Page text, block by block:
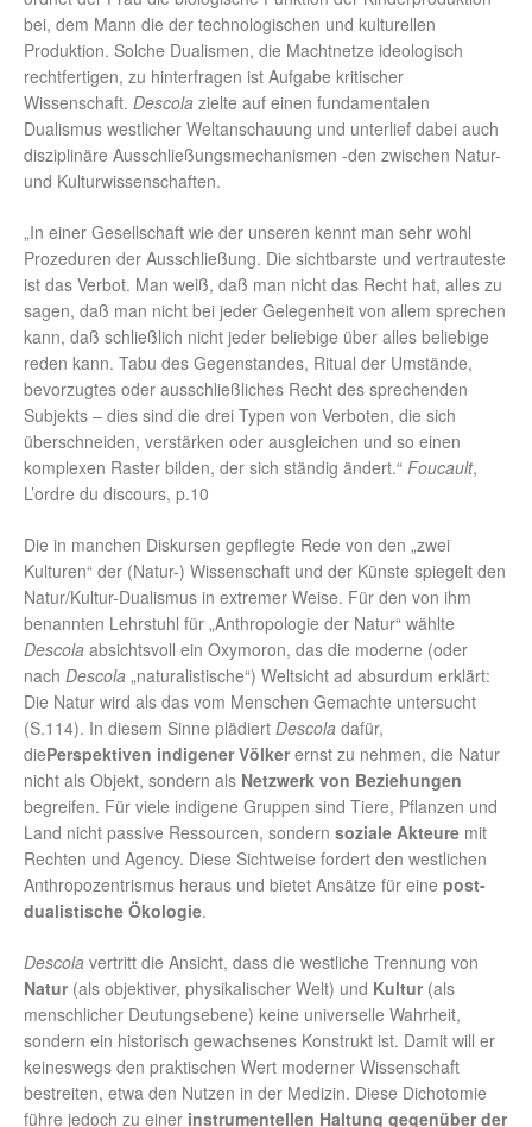
bei, dem Mann die der technologischen und kulturellen
Produktion. Solche Dualismen, die Machtnetze ideologisch
rechtfertigen, zu hinterfragen ist Aufgabe kritischer
Wissenschaft. Descola zielte auf einen fundamentalen
Dualismus westlicher Weltanschauung und unterlief dabei auch
disziplinäre Ausschließungsmechanismen -den zwischen Natur-
und Kulturwissenschaften.
„In einer Gesellschaft wie der unseren kennt man sehr wohl
Prozeduren der Ausschließung. Die sichtbarste und vertrauteste
ist das Verbot. Man weiß, daß man nicht das Recht hat, alles zu
sagen, daß man nicht bei jeder Gelegenheit von allem sprechen
kann, daß schließlich nicht jeder beliebige über alles beliebige
reden kann. Tabu des Gegenstandes, Ritual der Umstände,
bevorzugtes oder ausschließliches Recht des sprechenden
Subjekts – dies sind die drei Typen von Verboten, die sich
überschneiden, verstärken oder ausgleichen und so einen
komplexen Raster bilden, der sich ständig ändert.“ Foucault,
L’ordre du discours, p.10
Die in manchen Diskursen gepflegte Rede von den „zwei
Kulturen“ der (Natur-) Wissenschaft und der Künste spiegelt den
Natur/Kultur-Dualismus in extremer Weise. Für den von ihm
benannten Lehrstuhl für „Anthropologie der Natur“ wählte
Descola absichtsvoll ein Oxymoron, das die moderne (oder
nach Descola „naturalistische“) Weltsicht ad absurdum erklärt:
Die Natur wird als das vom Menschen Gemachte untersucht
(S.114). In diesem Sinne plädiert Descola dafür,
diePerspektiven indigener Völker ernst zu nehmen, die Natur
nicht als Objekt, sondern als Netzwerk von Beziehungen
begreifen. Für viele indigene Gruppen sind Tiere, Pflanzen und
Land nicht passive Ressourcen, sondern soziale Akteure mit
Rechten und Agency. Diese Sichtweise fordert den westlichen
Anthropozentrismus heraus und bietet Ansätze für eine post-
dualistische Ökologie.
Descola vertritt die Ansicht, dass die westliche Trennung von
Natur (als objektiver, physikalischer Welt) und Kultur (als
menschlicher Deutungsebene) keine universelle Wahrheit,
sondern ein historisch gewachsenes Konstrukt ist. Damit will er
keineswegs den praktischen Wert moderner Wissenschaft
bestreiten, etwa den Nutzen in der Medizin. Diese Dichotomie
führe jedoch zu einer instrumentellen Haltung gegenüber der